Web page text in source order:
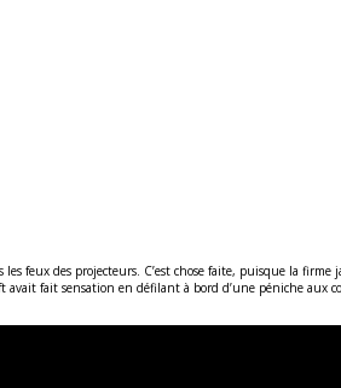
feux des projecteurs. C’est chose faite, puisque la
fait sensation en défilant à bord d’une péniche aux